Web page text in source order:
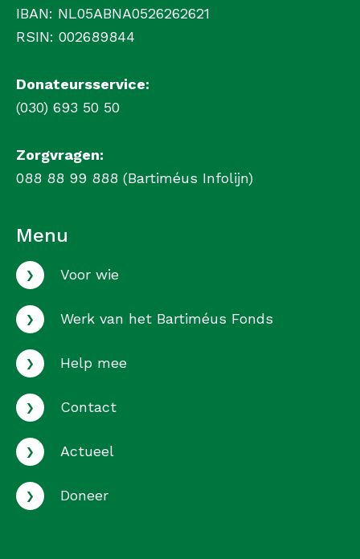
IBAN: NL05ABNA0526262621
RSIN: 002689844
Donateursservice:
(030) 693 50 50
Zorgvragen:
088 88 99 888 (Bartiméus Infolijn)
Menu
› Voor wie
› Werk van het Bartiméus Fonds
› Help mee
› Contact
› Actueel
› Doneer